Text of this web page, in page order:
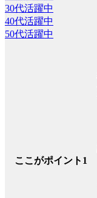
30代活躍中
40代活躍中
50代活躍中
ここがポイント1